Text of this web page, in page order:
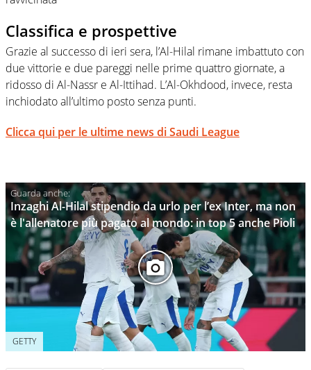
Classifica e prospettive
Grazie al successo di ieri sera, l’Al-Hilal rimane imbattuto con
due vittorie e due pareggi nelle prime quattro giornate, a
ridosso di Al-Nassr e Al-Ittihad. L’Al-Okhdood, invece, resta
inchiodato all’ultimo posto senza punti.
Clicca qui per le ultime news di Saudi League
Inzaghi Al-Hilal stipendio da urlo per l’ex Inter, ma non
è l'allenatore più pagato al mondo: in top 5 anche Pioli
GETTY